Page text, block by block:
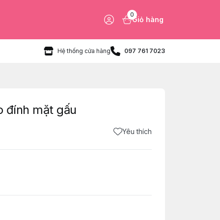
0
Giỏ hàng
Hệ thống cửa hàng 097 761 7023
đính mặt gấu
Yêu thích